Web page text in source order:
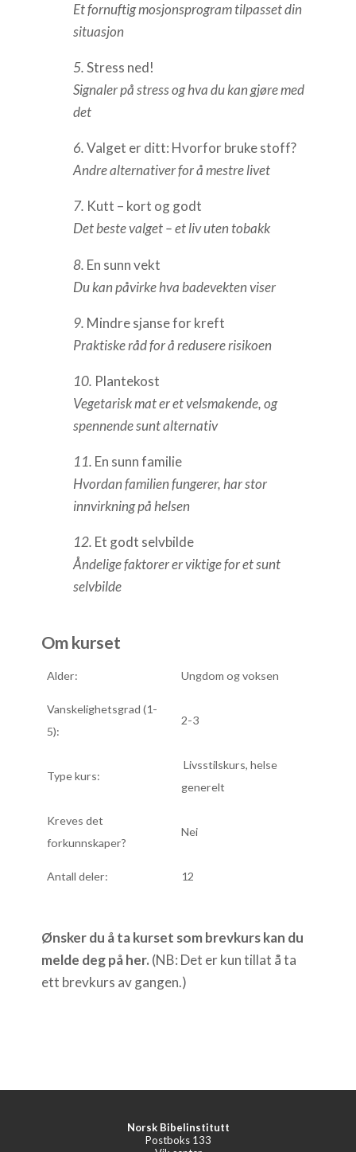
Et fornuftig mosjonsprogram tilpasset din
situasjon
5.Stress ned!
Signaler på stress og hva du kan gjøre med
det
6.Valget er ditt: Hvorfor bruke stoff?
Andre alternativer for å mestre livet
7. Kutt – kort og godt
Det beste valget – et liv uten tobakk
8. En sunn vekt
Du kan påvirke hva badevekten viser
9. Mindre sjanse for kreft
Praktiske råd for å redusere risikoen
10. Plantekost
Vegetarisk mat er et velsmakende, og
spennende sunt alternativ
11. En sunn familie
Hvordan familien fungerer, har stor
innvirkning på helsen
12. Et godt selvbilde
Åndelige faktorer er viktige for et sunt
selvbilde
Om kurset
Alder: Ungdom og voksen
Vanskelighetsgrad (1-
5):
2-3
Type kurs:
Livsstilskurs, helse
generelt
Kreves det
forkunnskaper?
Nei
Antall deler: 12
Ønsker du å ta kurset som brevkurs kan du
melde deg på her. (NB: Det er kun tillat å ta
ett brevkurs av gangen.)
Norsk Bibelinstitutt
Postboks 133